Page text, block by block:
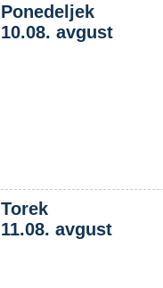
Ponedeljek
10.08. avgust
Torek
11.08. avgust